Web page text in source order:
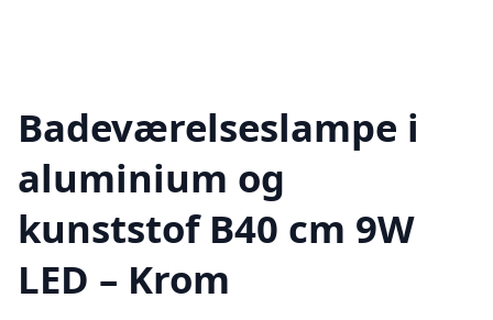
Badeværelseslampe i
aluminium og
kunststof B40 cm 9W
LED – Krom